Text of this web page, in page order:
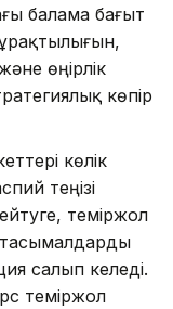
балама бағыт
өңірлік
көпір
көлік
теңізі
теміржол
салып келеді.
теміржол